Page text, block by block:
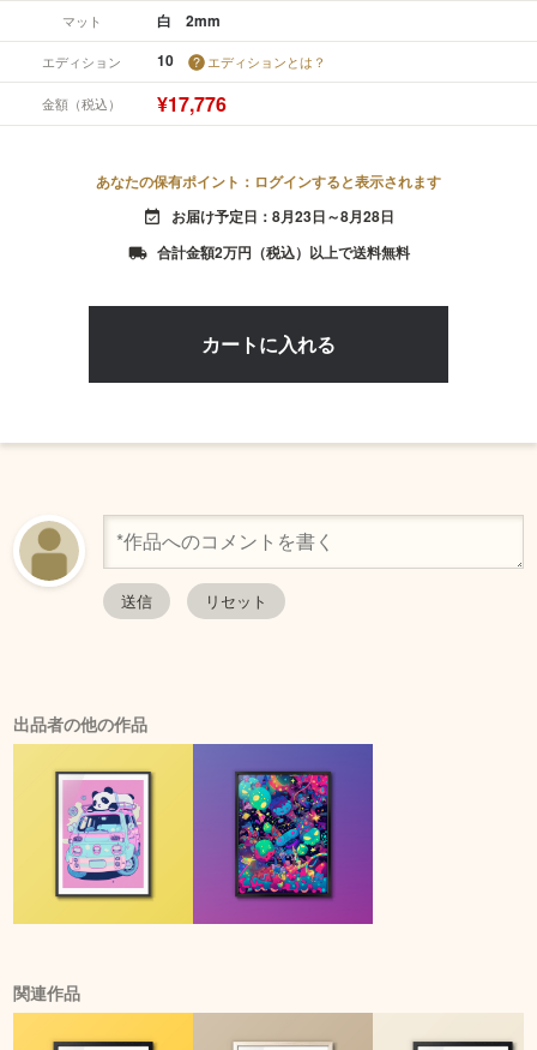
マット 白 2mm
エディション 10 エディションとは？
金額（税込） ¥17,776
あなたの保有ポイント：ログインすると表示されます
event_available お届け予定日：8月23日～8月28日
local_shipping 合計金額2万円（税込）以上で送料無料
出品者の他の作品
関連作品